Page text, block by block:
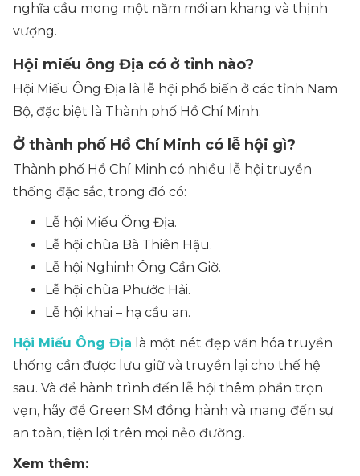
nghĩa cầu mong một năm mới an khang và thịnh
vượng.
Hội miếu ông Địa có ở tỉnh nào?
Hội Miếu Ông Địa là lễ hội phổ biến ở các tỉnh Nam
Bộ, đặc biệt là Thành phố Hồ Chí Minh.
Ở thành phố Hồ Chí Minh có lễ hội gì?
Thành phố Hồ Chí Minh có nhiều lễ hội truyền
thống đặc sắc, trong đó có:
Lễ hội Miếu Ông Địa.
Lễ hội chùa Bà Thiên Hậu.
Lễ hội Nghinh Ông Cần Giờ.
Lễ hội chùa Phước Hải.
Lễ hội khai – hạ cầu an.
Hội Miếu Ông Địa là một nét đẹp văn hóa truyền
thống cần được lưu giữ và truyền lại cho thế hệ
sau. Và để hành trình đến lễ hội thêm phần trọn
vẹn, hãy để Green SM đồng hành và mang đến sự
an toàn, tiện lợi trên mọi nẻo đường.
Xem thêm: